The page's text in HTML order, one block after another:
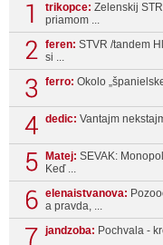
trikopce: Zelenskij
priamom ...
feren: STVR /tandem
si ...
ferro: Okolo
dedic: Vantajm
Matej: SEVAK:
Keď ...
elenaistvanova:
a pravda, ...
jandzoba: Pochvala -